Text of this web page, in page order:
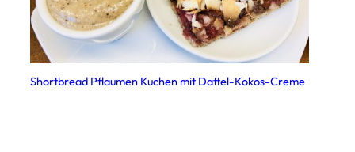
Shortbread Pflaumen Kuchen mit Dattel-Kokos-Creme